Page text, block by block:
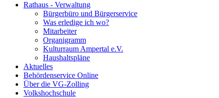
Rathaus - Verwaltung
Bürgerbüro und Bürgerservice
Was erledige ich wo?
Mitarbeiter
Organigramm
Kulturraum Ampertal e.V.
Haushaltspläne
Aktuelles
Behördenservice Online
Über die VG-Zolling
Volkshochschule